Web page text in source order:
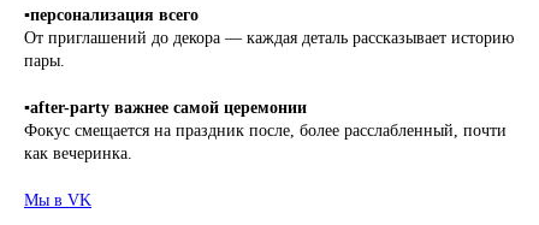
▪️персонализация всего
От приглашений до декора — каждая деталь рассказывает историю
пары.
▪️after-party важнее самой церемонии
Фокус смещается на праздник после, более расслабленный, почти
как вечеринка.
Мы в VK